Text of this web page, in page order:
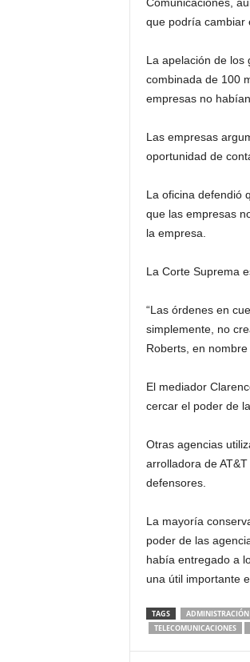
que podría cambiar
La apelación de los
combinada de 100
empresas no
Las empresas
oportunidad de
La oficina defendió
que las empresas
la empresa.
La Corte Suprema
“Las órdenes en
simplemente, no
Roberts, en nombre
El mediador
cercar el poder de
Otras agencias
arrolladora de
defensores.
La mayoría
poder de las
había entregado a
una útil importante
TAGS ADMINISTRACIÓN
TELECOMUNICACIONES